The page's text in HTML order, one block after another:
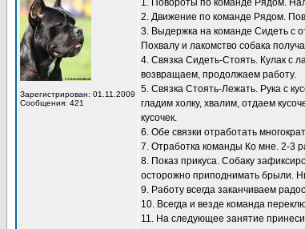
Зарегистрирован: 01.11.2009
Сообщения: 421
1. Повороты по команде Рядом.
2. Движение по команде Рядом.
3. Выдержка на команде Сидеть с
Похвалу и лакомство собака
4. Связка Сидеть-Стоять. Кулак с
возвращаем, продолжаем работу.
5. Связка Стоять-Лежать. Рука с
гладим холку, хвалим, отдаем
кусочек.
6. Обе связки отработать
7. Отработка команды Ко мне. 2-3
8. Показ прикуса. Собаку
осторожно приподнимать брыли.
9. Работу всегда заканчиваем
10. Всегда и везде команда
11. На следующее занятие